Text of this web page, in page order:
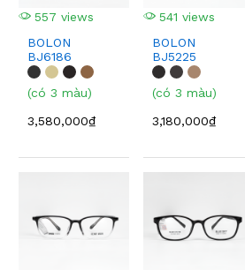
557 views
BOLON
BJ6186
(có 3 màu)
3,580,000₫
541 views
BOLON
BJ5225
(có 3 màu)
3,180,000₫